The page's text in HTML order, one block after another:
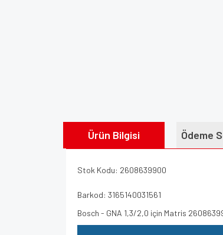
Ürün Bilgisi Ödeme
Stok Kodu: 2608639900
Barkod: 3165140031561
Bosch - GNA 1,3/2,0 için Matris